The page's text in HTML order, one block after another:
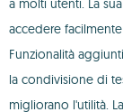
a molti utenti. La
accedere
Funzionalità
la condivisione di
migliorano l'utilità.